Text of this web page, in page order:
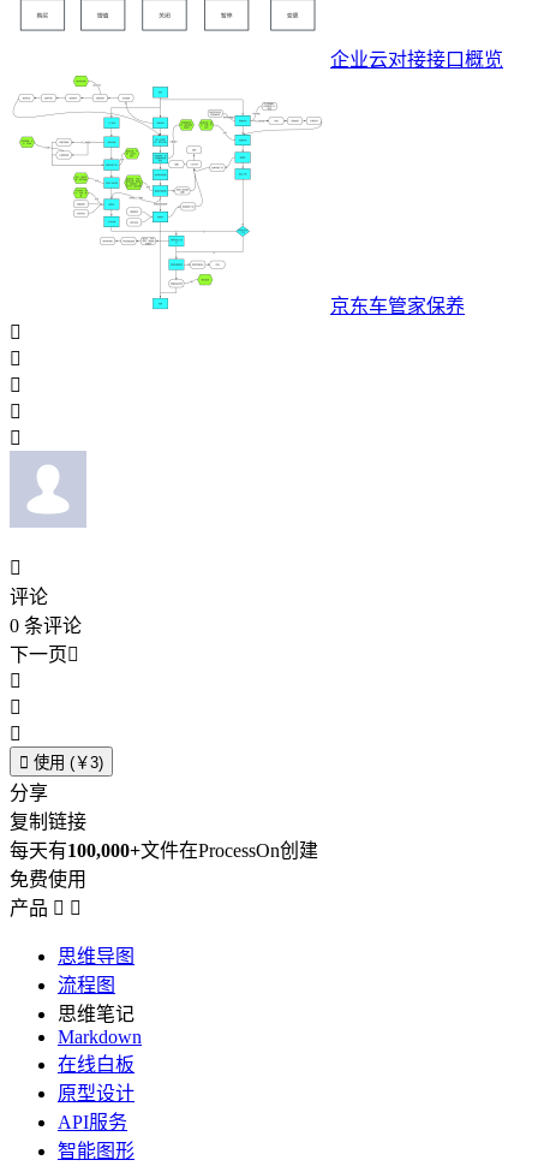
企业云对接接口概览
京东车管家保养






评论
0 条评论
下一页



 使用 (￥3)
分享
复制链接
每天有100,000+文件在ProcessOn创建
免费使用
产品  
思维导图
流程图
思维笔记
Markdown
在线白板
原型设计
API服务
智能图形